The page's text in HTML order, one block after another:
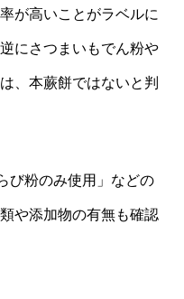
が高いことがラベルに
にさつまいもでん粉や
、本蕨餅ではないと判
び粉のみ使用」などの
や添加物の有無も確認